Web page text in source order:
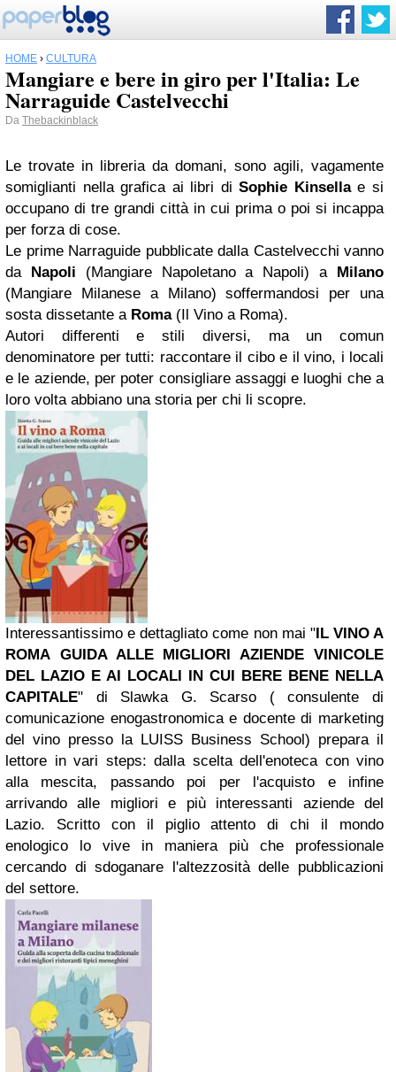
HOME › CULTURA
Mangiare e bere in giro per l'Italia: Le
Narraguide Castelvecchi
Da Thebackinblack
Le trovate in libreria da domani, sono agili, vagamente
somiglianti nella grafica ai libri diSophie Kinsellae si
occupano di tre grandi città in cui prima o poi si incappa
per forza di cose.
Le prime Narraguide pubblicate dalla Castelvecchi vanno
da Napoli (Mangiare Napoletano a Napoli) a Milano
(Mangiare Milanese a Milano) soffermandosi per una
sosta dissetante a Roma(Il Vino a Roma).
Autori differenti e stili diversi, ma un comun
denominatore per tutti: raccontare il cibo e il vino, i locali
e le aziende, per poter consigliare assaggi e luoghi che a
loro volta abbiano una storia per chi li scopre.
Interessantissimo e dettagliato come non mai "IL VINO A
ROMA GUIDA ALLE MIGLIORI AZIENDE VINICOLE
DEL LAZIO E AI LOCALI IN CUI BERE BENE NELLA
CAPITALE" di Slawka G. Scarso (
consulente di
comunicazione enogastronomica e docente di marketing
del vino presso la LUISS Business School) prepara il
lettore in vari steps: dalla scelta dell'enoteca con vino
alla mescita, passando poi per l'acquisto e infine
arrivando alle migliori e più interessanti aziende del
Lazio. Scritto con il piglio attento di chi il mondo
enologico lo vive in maniera più che professionale
cercando di sdoganare l'altezzosità delle pubblicazioni
del settore.